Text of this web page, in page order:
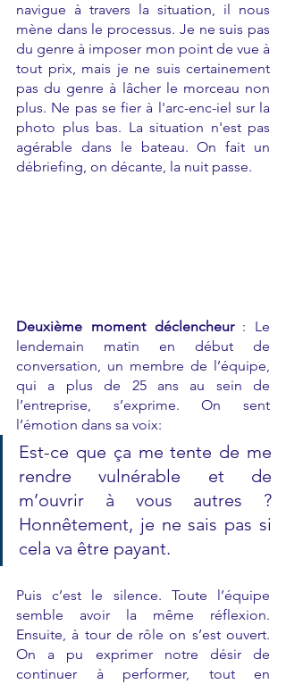
navigue à travers la situation, il nous
mène dans le processus. Je ne suis pas
du genre à imposer mon point de vue à
tout prix, mais je ne suis certainement
pas du genre à lâcher le morceau non
plus. Ne pas se fier à l'arc-enc-iel sur la
photo plus bas. La situation n'est pas
agérable dans le bateau. On fait un
débriefing, on décante, la nuit passe.
Deuxième moment déclencheur : Le
lendemain matin en début de
conversation, un membre de l’équipe,
qui a plus de 25 ans au sein de
l’entreprise, s’exprime. On sent
l’émotion dans sa voix:
Est-ce que ça me tente de me
rendre vulnérable et de
m’ouvrir à vous autres ?
Honnêtement, je ne sais pas si
cela va être payant.
Puis c’est le silence. Toute l’équipe
semble avoir la même réflexion.
Ensuite, à tour de rôle on s’est ouvert.
On a pu exprimer notre désir de
continuer à performer, tout en